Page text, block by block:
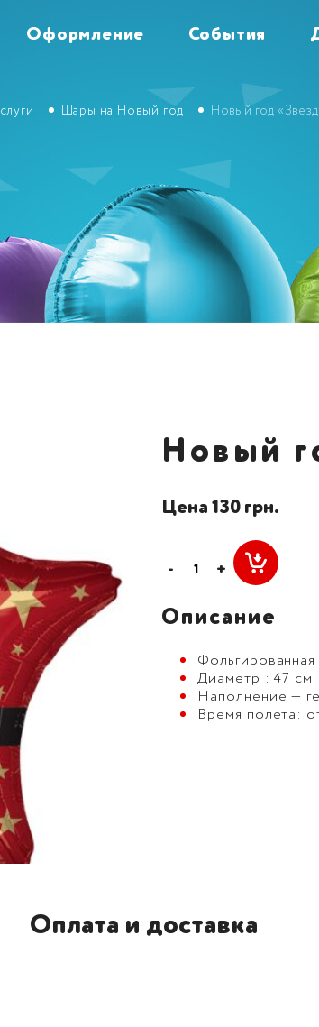
Оформление События
Шары на Новый год Новый год
Новый
Цена 130 грн.
- +
Описание
Фольгированная
Диаметр : 47 см.
Наполнение —
Время полета:
Оплата и доставка